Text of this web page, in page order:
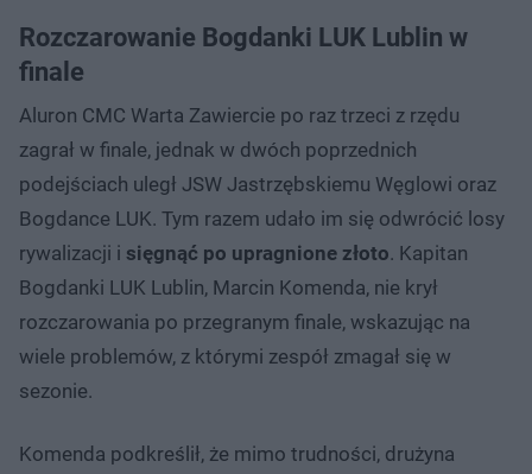
Rozczarowanie Bogdanki LUK Lublin w
finale
Aluron CMC Warta Zawiercie po raz trzeci z rzędu
zagrał w finale, jednak w dwóch poprzednich
podejściach uległ JSW Jastrzębskiemu Węglowi oraz
Bogdance LUK. Tym razem udało im się odwrócić losy
rywalizacji i sięgnąć po upragnione złoto. Kapitan
Bogdanki LUK Lublin, Marcin Komenda, nie krył
rozczarowania po przegranym finale, wskazując na
wiele problemów, z którymi zespół zmagał się w
sezonie.
Komenda podkreślił, że mimo trudności, drużyna